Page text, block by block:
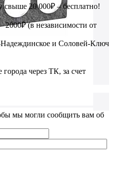
20 000₽ – бесплатно!
(в независимости от
и Соловей-Ключ
через ТК, за счет
мы могли сообщить вам об